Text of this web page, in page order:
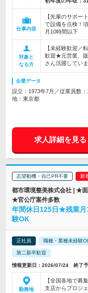
仕事内容
【先輩のサポー
で設備を点検！
月10時間以下
対象と
なる方
【未経験歓迎／
歓迎★元営業、販
さん活躍してい
企業データ
設立：1973年7月／従業員数
地：東京都
求人詳細を見る
志望動機・自己PR不要
都市環境整美株式会社 | ★
★官公庁案件多数
年間休日125日★残業月
験OK
正社員 職種・業種未経験
第二新卒歓迎
情報更新日：2026/07/24 終了
勤務地
【全国各地で
支店からプロジ